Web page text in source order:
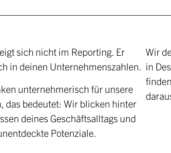
sich nicht im Reporting. Er
in deinen Unternehmenszahlen.
unternehmerisch für unsere
das bedeutet: Wir blicken hinter
deines Geschäftsalltags und
Potenziale.
Wir
in